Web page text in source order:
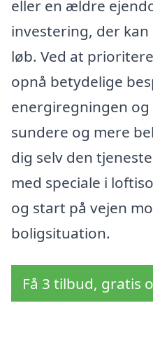
eller en ældre
investering, der
løb. Ved at
opnå betydelige
energiregningen
sundere og mere
dig selv den
med speciale i
og start på vejen
boligsituation.
Få 3 tilbud, gratis